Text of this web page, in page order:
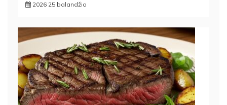
2026 25 balandžio